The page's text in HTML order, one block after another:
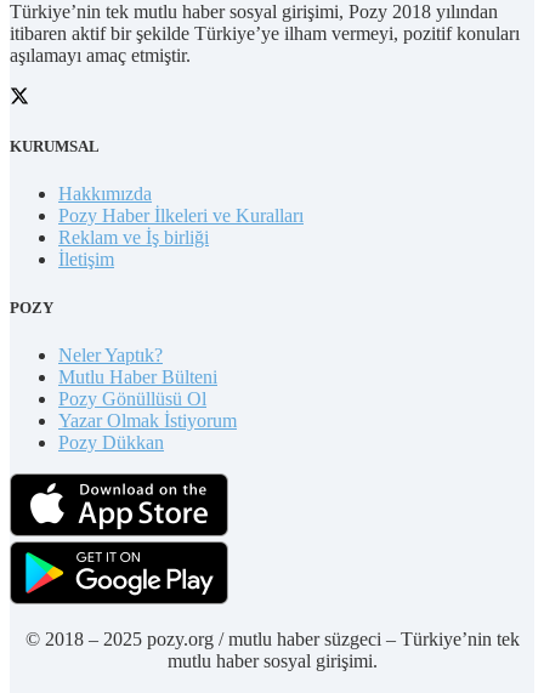
Türkiye’nin tek mutlu haber sosyal girişimi, Pozy 2018 yılından
itibaren aktif bir şekilde Türkiye’ye ilham vermeyi, pozitif konuları
aşılamayı amaç etmiştir.
KURUMSAL
Hakkımızda
Pozy Haber İlkeleri ve Kuralları
Reklam ve İş birliği
İletişim
POZY
Neler Yaptık?
Mutlu Haber Bülteni
Pozy Gönüllüsü Ol
Yazar Olmak İstiyorum
Pozy Dükkan
© 2018 – 2025 pozy.org / mutlu haber süzgeci – Türkiye’nin tek
mutlu haber sosyal girişimi.